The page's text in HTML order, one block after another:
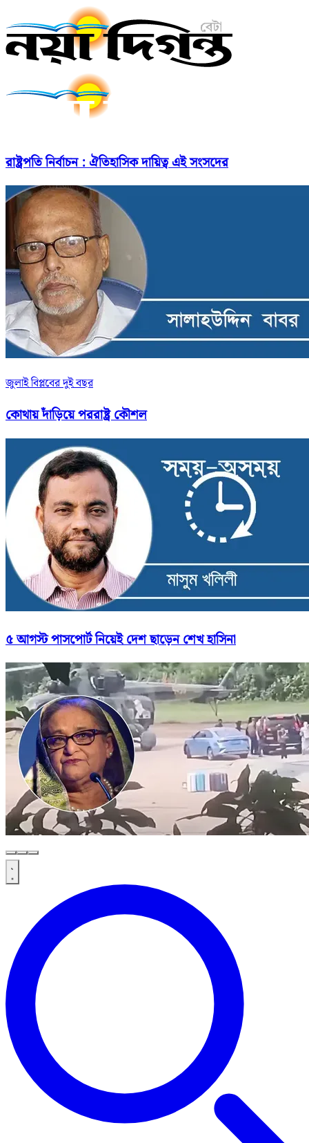
রাষ্ট্রপতি নির্বাচন : ঐতিহাসিক দায়িত্ব এই সংসদের
জুলাই বিপ্লবের দুই বছর
কোথায় দাঁড়িয়ে পররাষ্ট্র কৌশল
৫ আগস্ট পাসপোর্ট নিয়েই দেশ ছাড়েন শেখ হাসিনা